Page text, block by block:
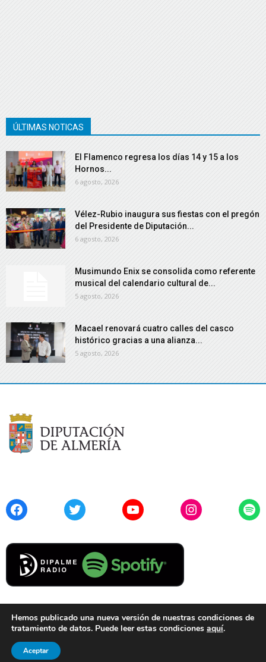
ÚLTIMAS NOTICAS
El Flamenco regresa los días 14 y 15 a los
Hornos...
6 agosto, 2026
Vélez-Rubio inaugura sus fiestas con el pregón
del Presidente de Diputación...
6 agosto, 2026
Musimundo Enix se consolida como referente
musical del calendario cultural de...
5 agosto, 2026
Macael renovará cuatro calles del casco
histórico gracias a una alianza...
5 agosto, 2026
FacebookTwitter YouTubeInstagram
Cookies
© 2021 Diputación de Almería. Todos los derechos reservados.
Hemos publicado una nueva versión de nuestras condiciones de
tratamiento de datos. Puede leer estas condiciones aquí.
Aceptar